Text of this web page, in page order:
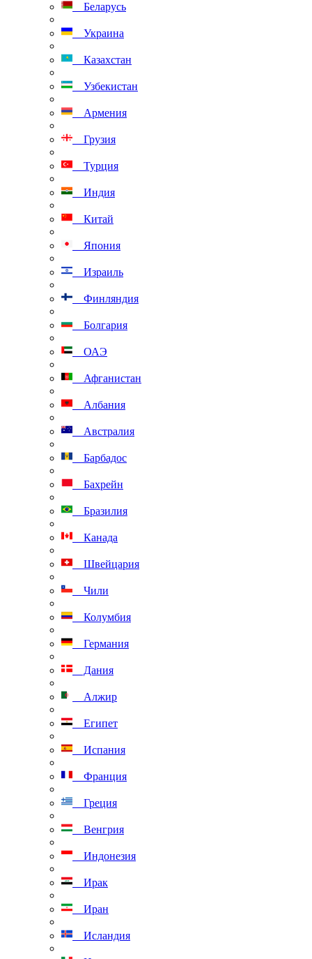
Беларусь
Украина
Казахстан
Узбекистан
Армения
Грузия
Турция
Индия
Китай
Япония
Израиль
Финляндия
Болгария
ОАЭ
Афганистан
Албания
Австралия
Барбадос
Бахрейн
Бразилия
Канада
Швейцария
Чили
Колумбия
Германия
Дания
Алжир
Египет
Испания
Франция
Греция
Венгрия
Индонезия
Ирак
Иран
Исландия